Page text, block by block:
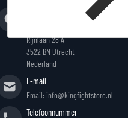
Rijnlaan 28 A
3522 BN Utrecht
Nederland
E-mail
Email: info@kingfightstore.nl
Telefoonnummer